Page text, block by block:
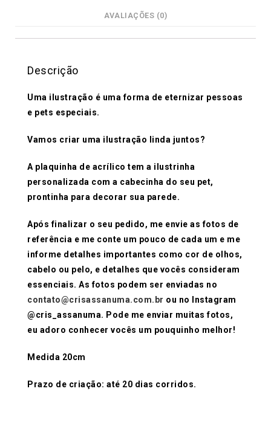
AVALIAÇÕES (0)
Descrição
Uma ilustração é uma forma de eternizar pessoas
e pets especiais.
Vamos criar uma ilustração linda juntos?
A plaquinha de acrílico tem a ilustrinha
personalizada com a cabecinha do seu pet,
prontinha para decorar sua parede.
Após finalizar o seu pedido, me envie as fotos de
referência e me conte um pouco de cada um e me
informe detalhes importantes como cor de olhos,
cabelo ou pelo, e detalhes que vocês consideram
essenciais. As fotos podem ser enviadas no
contato@crisassanuma.com.br ou no Instagram
@cris_assanuma. Pode me enviar muitas fotos,
eu adoro conhecer vocês um pouquinho melhor!
Medida 20cm
Prazo de criação: até 20 dias corridos.